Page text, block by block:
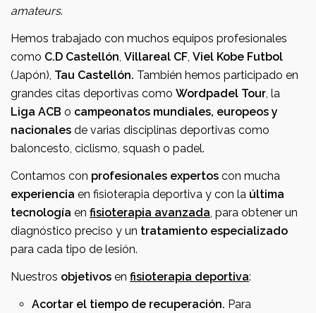
amateurs.
Hemos trabajado con muchos equipos profesionales
como C.D Castellón, Villareal CF, Viel Kobe Futbol
(Japón), Tau Castellón. También hemos participado en
grandes citas deportivas como Wordpadel Tour, la
Liga ACB o campeonatos mundiales, europeos y
nacionales de varias disciplinas deportivas como
baloncesto, ciclismo, squash o padel.
Contamos con profesionales expertos con mucha
experiencia en fisioterapia deportiva y con la última
tecnología en fisioterapia avanzada, para obtener un
diagnóstico preciso y un tratamiento especializado
para cada tipo de lesión.
Nuestros objetivos en fisioterapia deportiva:
Acortar el tiempo de recuperación. Para